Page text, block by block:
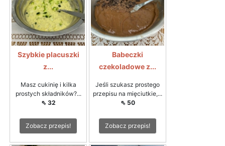
Szybkie placuszki
z...
Masz cukinię i kilka
prostych składników?...
⇖ 32
Zobacz przepis!
Babeczki
czekoladowe z...
Jeśli szukasz prostego
przepisu na mięciutkie,...
⇖ 50
Zobacz przepis!